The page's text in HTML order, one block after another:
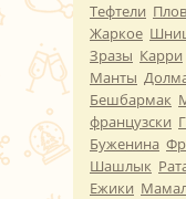
Тефтели Плов
Жаркое
Зразы Карри
Манты
Бешбармак
французски
Буженина
Шашлык
Ежики